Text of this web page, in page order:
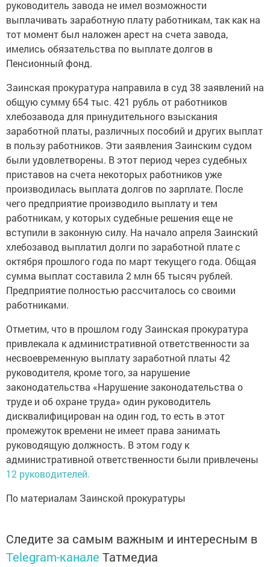
руководитель завода не имел возможности
выплачивать заработную плату работникам, так как на
тот момент был наложен арест на счета завода,
имелись обязательства по выплате долгов в
Пенсионный фонд.
Заинская прокуратура направила в суд 38 заявлений на
общую сумму 654 тыс. 421 рубль от работников
хлебозавода для принудительного взыскания
заработной платы, различных пособий и других выплат
в пользу работников. Эти заявления Заинским судом
были удовлетворены. В этот период через судебных
приставов на счета некоторых работников уже
производилась выплата долгов по зарплате. После
чего предприятие производило выплату и тем
работникам, у которых судебные решения еще не
вступили в законную силу. На начало апреля Заинский
хлебозавод выплатил долги по заработной плате с
октября прошлого года по март текущего года. Общая
сумма выплат составила 2 млн 65 тысяч рублей.
Предприятие полностью рассчиталось со своими
работниками.
Отметим, что в прошлом году Заинская прокуратура
привлекала к административной ответственности за
несвоевременную выплату заработной платы 42
руководителя, кроме того, за нарушение
законодательства «Нарушение законодательства о
труде и об охране труда» один руководитель
дисквалифицирован на один год, то есть в этот
промежуток времени не имеет права занимать
руководящую должность. В этом году к
административной ответственности были привлечены
12 руководителей.
По материалам Заинской прокуратуры
Следите за самым важным и интересным в
Telegram-канале Татмедиа